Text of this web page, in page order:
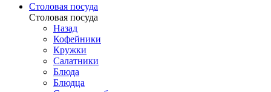
Столовая посуда
Столовая посуда
Назад
Кофейники
Кружки
Салатники
Блюда
Блюдца